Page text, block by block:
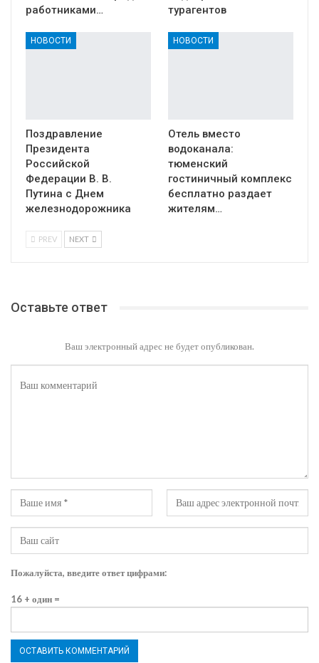
работниками…
турагентов
НОВОСТИ
Поздравление
Президента
Российской
Федерации В. В.
Путина с Днем
железнодорожника
НОВОСТИ
Отель вместо
водоканала:
тюменский
гостиничный комплекс
бесплатно раздает
жителям…
PREV NEXT
Оставьте ответ
Ваш электронный адрес не будет опубликован.
Пожалуйста, введите ответ цифрами:
16 + один =